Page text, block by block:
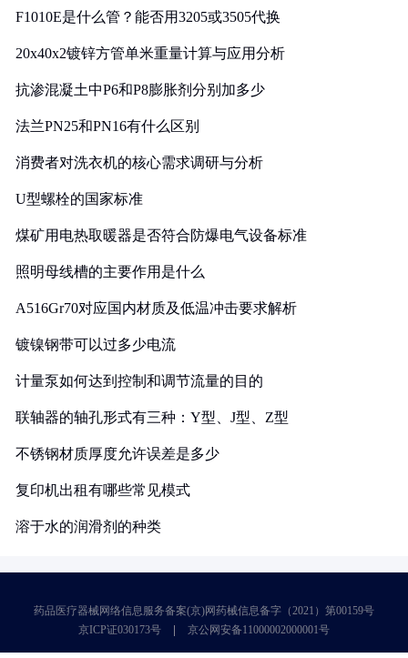
F1010E是什么管？能否用3205或3505代换
20x40x2镀锌方管单米重量计算与应用分析
抗渗混凝土中P6和P8膨胀剂分别加多少
法兰PN25和PN16有什么区别
消费者对洗衣机的核心需求调研与分析
U型螺栓的国家标准
煤矿用电热取暖器是否符合防爆电气设备标准
照明母线槽的主要作用是什么
A516Gr70对应国内材质及低温冲击要求解析
镀镍钢带可以过多少电流
计量泵如何达到控制和调节流量的目的
联轴器的轴孔形式有三种：Y型、J型、Z型
不锈钢材质厚度允许误差是多少
复印机出租有哪些常见模式
溶于水的润滑剂的种类
药品医疗器械网络信息服务备案(京)网药械信息备字（2021）第00159号
京ICP证030173号
京公网安备11000002000001号